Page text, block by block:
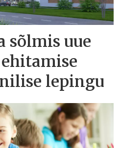
sõlmis uue
lepingu